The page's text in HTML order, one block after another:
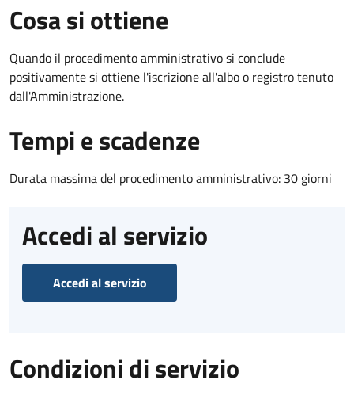
Cosa si ottiene
Quando il procedimento amministrativo si conclude
positivamente si ottiene l'iscrizione all'albo o registro tenuto
dall'Amministrazione.
Tempi e scadenze
Durata massima del procedimento amministrativo: 30 giorni
Accedi al servizio
Accedi al servizio
Condizioni di servizio